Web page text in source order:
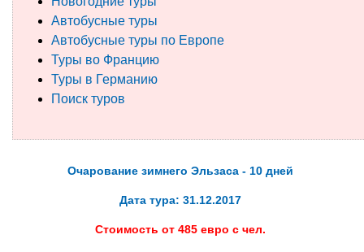
Автобусные туры
Круизы
Туры на пароме
Авиабилеты
Туристическая страховка
Автобусные туры
Автобусные туры по Европе
Туры во Францию
Туры в Германию
Поиск туров
Очарование зимнего Эльзаса - 10 дней
Дата тура: 31.12.2017
Стоимость от 485 евро с чел.